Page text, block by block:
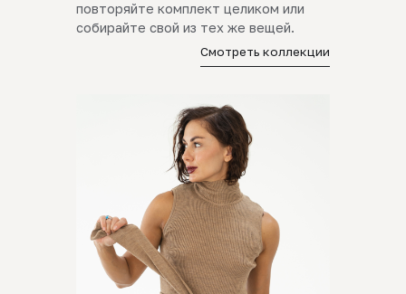
повторяйте комплект целиком или
собирайте свой из тех же вещей.
Смотреть коллекции